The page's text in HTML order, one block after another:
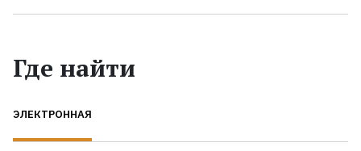
Где найти
ЭЛЕКТРОННАЯ